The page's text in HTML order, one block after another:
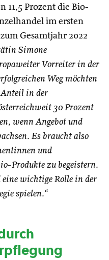
11,5 Prozent die Bio-
im ersten
Gesamtjahr 2022
Simone
Vorreiter in der
Weg möchten
in der
30 Prozent
wenn Angebot und
Es braucht also
und
Produkte zu begeistern.
wichtige Rolle in der
spielen.“